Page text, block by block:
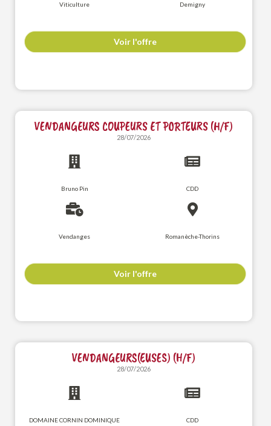
Viticulture Demigny
Voir l'offre
VENDANGEURS COUPEURS ET PORTEURS (H/F)
28/07/2026
Bruno Pin CDD
Vendanges Romanèche-Thorins
Voir l'offre
VENDANGEURS(EUSES) (H/F)
28/07/2026
DOMAINE CORNIN DOMINIQUE CDD